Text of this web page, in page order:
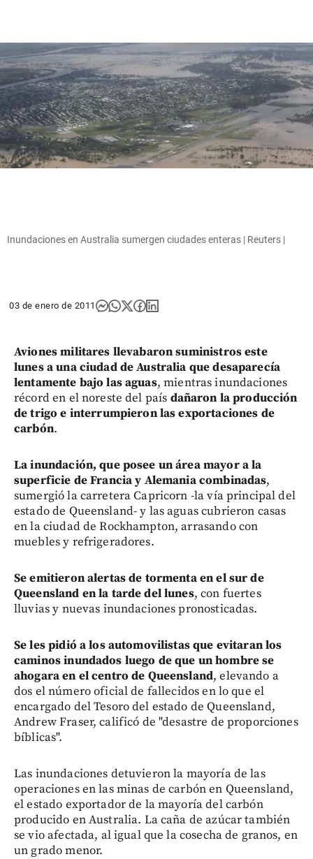
Inundaciones en Australia sumergen ciudades enteras | Reuters |
03 de enero de 2011
Aviones militares llevabaron suministros este
lunes a una ciudad de Australia que desaparecía
lentamente bajo las aguas, mientras inundaciones
récord en el noreste del país dañaron la producción
de trigo e interrumpieron las exportaciones de
carbón.
La inundación, que posee un área mayor a la
superficie de Francia y Alemania combinadas,
sumergió la carretera Capricorn -la vía principal del
estado de Queensland- y las aguas cubrieron casas
en la ciudad de Rockhampton, arrasando con
muebles y refrigeradores.
Se emitieron alertas de tormenta en el sur de
Queensland en la tarde del lunes, con fuertes
lluvias y nuevas inundaciones pronosticadas.
Se les pidió a los automovilistas que evitaran los
caminos inundados luego de que un hombre se
ahogara en el centro de Queensland, elevando a
dos el número oficial de fallecidos en lo que el
encargado del Tesoro del estado de Queensland,
Andrew Fraser, calificó de "desastre de proporciones
bíblicas".
Las inundaciones detuvieron la mayoría de las
operaciones en las minas de carbón en Queensland,
el estado exportador de la mayoría del carbón
producido en Australia. La caña de azúcar también
se vio afectada, al igual que la cosecha de granos, en
un grado menor.